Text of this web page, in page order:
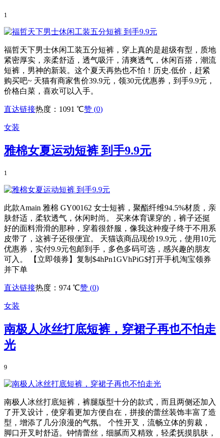
1
福哲天下男士休闲工装五分短裤，穿上真的是超级有型，质地
紧密厚实，亲柔舒适，透气吸汗，清爽透气，休闲百搭，潮流
短裤，男神的新装。这个夏天再热也不怕！历史.低价，赶紧
购买吧~ 天猫有商家售价39.9元，领30元优惠券，到手9.9元，
价格白菜，喜欢可以入手。
直达链接热度：1091 ℃赞 (0)
女装
雅棉女夏运动短裤 到手9.9元
1
此款Amain 雅棉 GY00162 女士短裤，聚酯纤维94.5%材质，亲
肤舒适，柔软透气，休闲时尚。 买来体育课穿的，裤子还挺
好的面料滑滑的那种，穿着很舒服，像我这种瘦子终于不用系
皮带了，这裤子还很便宜。 天猫该商品现价19.9元，使用10元
优惠券，实付9.9元包邮到手，多色多码可选，感兴趣的朋友
可入。 【立即领券】复制$4hPn1GVhPiG$打开手机淘宝领券
并下单
直达链接热度：974 ℃赞 (0)
女装
南极人冰丝打底短裤，穿裙子再也不怕走
光
9
南极人冰丝打底短裤，裤腿版型十分的款式，而且两侧还加入
了开叉设计，使穿着更加方便自在，拼接的蕾丝装饰丰富了造
型，增添了几分浪漫的气氛。 个性开叉，流畅立体的剪裁，
脚口开叉时舒适。钟情蕾丝，细腻而又精致，轻柔抚摸肌肤，